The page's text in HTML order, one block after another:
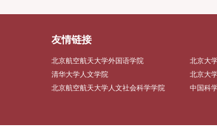
友情链接
北京航空航天大学外国语学院
北京大
清华大学人文学院
北京大
北京航空航天大学人文社会科学学院
中国科